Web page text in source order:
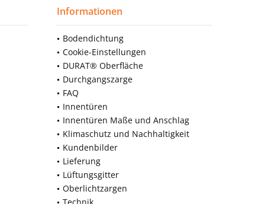
Informationen
Bodendichtung
Cookie-Einstellungen
DURAT® Oberfläche
Durchgangszarge
FAQ
Innentüren
Innentüren Maße und Anschlag
Klimaschutz und Nachhaltigkeit
Kundenbilder
Lieferung
Lüftungsgitter
Oberlichtzargen